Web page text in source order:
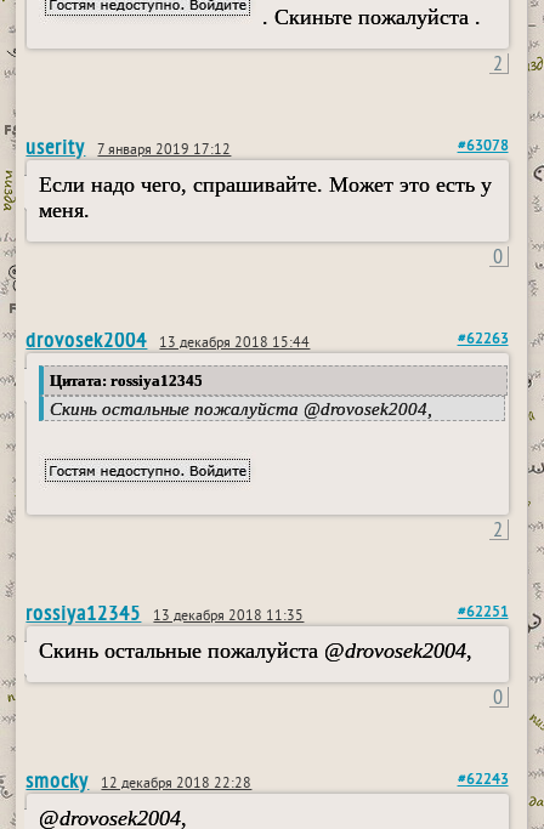
. Скиньте пожалуйста .
2
userity 7 января 2019 17:12 #63078
Если надо чего, спрашивайте. Может это есть у
меня.
0
drovosek2004 13 декабря 2018 15:44 #62263
Цитата: rossiya12345
Скинь остальные пожалуйста @drovosek2004
2
rossiya12345 13 декабря 2018 11:35 #62251
Скинь остальные пожалуйста @drovosek2004,
0
smocky 12 декабря 2018 22:28 #62243
@drovosek2004,